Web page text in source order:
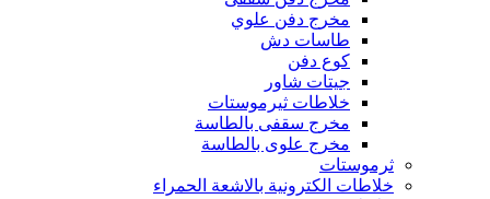
مخرج دفن علوي
طاسات دش
كوع دفن
جيتات شاور
خلاطات ثيرموستات
مخرج سقفى بالطاسة
مخرج علوى بالطاسة
ثرموستات
خلاطات الكترونية بالاشعة الحمراء